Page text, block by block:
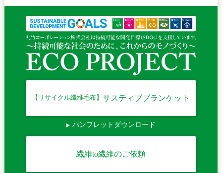
【リサイクル繊維毛布】サスティブブランケット
パンフレットダウンロード
繊維to繊維のご依頼